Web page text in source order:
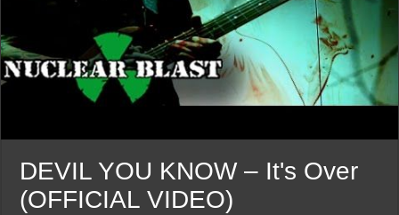
DEVIL YOU KNOW – It's Over
(OFFICIAL VIDEO)